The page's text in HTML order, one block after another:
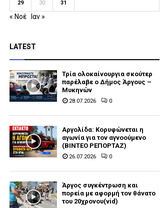
29 30 31
« Νοέ Ιαν »
LATEST
Τρία ολοκαίνουργια σκούτερ
παρέλαβε o Δήμος Άργους –
Μυκηνών
28.07.2026 0
Αργολίδα: Κορυφώνεται η
αγωνία για τον αγνοούμενο
(ΒΙΝΤΕΟ ΡΕΠΟΡΤΑΖ)
26.07.2026 0
Άργος συγκέντρωση και
πορεία με αφορμή τον θάνατο
του 20χρονου(vid)